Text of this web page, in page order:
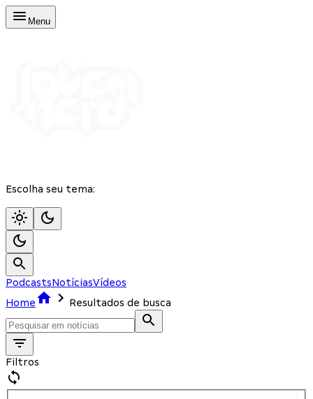
Menu
Escolha seu tema:
PodcastsNotíciasVídeos
Home
Resultados de busca
Filtros